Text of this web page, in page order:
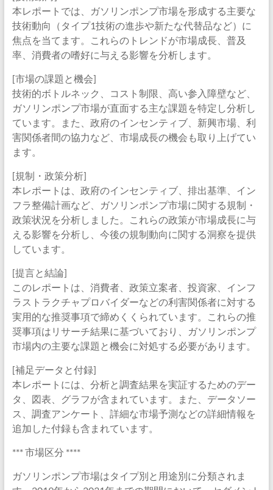
本レポートでは、ガソリンポンプ市場を形成する主要な
技術動向（タイプ1技術の進歩や新たな代替品など）に
焦点を当てます。これらのトレンドが市場成長、普及
率、消費者の嗜好に与える影響を分析します。
[市場の課題と機会]
技術的ボトルネック、コスト制限、高い参入障壁など、
ガソリンポンプ市場が直面する主な課題を特定し分析し
ています。また、政府のインセンティブ、新興市場、利
害関係者間の協力など、市場成長の機会も取り上げてい
ます。
[規制・政策分析]
本レポートは、政府のインセンティブ、排出基準、イン
フラ整備計画など、ガソリンポンプ市場に関する規制・
政策状況を分析しました。これらの政策が市場成長に与
える影響を分析し、今後の規制動向に関する洞察を提供
しています。
[提言と結論]
このレポートは、消費者、政策立案者、投資家、インフ
ラストラクチャプロバイダーなどの利害関係者に対する
実用的な推奨事項で締めくくられています。これらの推
奨事項はリサーチ結果に基づいており、ガソリンポンプ
市場内の主要な課題と機会に対処する必要があります。
[補足データと付録]
本レポートには、分析と調査結果を実証するためのデー
タ、図表、グラフが含まれています。また、データソー
ス、調査アンケート、詳細な市場予測などの詳細情報を
追加した付録も含まれています。
*** 市場区分 ****
ガソリンポンプ市場はタイプ別と用途別に分類されま